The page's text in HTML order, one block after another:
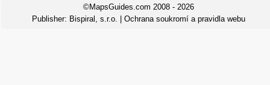
©MapsGuides.com 2008 - 2026
Publisher: Bispiral, s.r.o. Ochrana soukromí a pravidla webu